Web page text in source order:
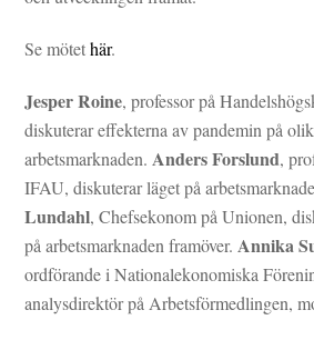
Se mötethär.
Jesper Roine, professor på
diskuterar effekterna av pandemin på
arbetsmarknaden. Anders Forslund,
IFAU, diskuterar läget på
Lundahl, Chefsekonom på Unionen,
på arbetsmarknaden framöver. Annika
ordförande i Nationalekonomiska
analysdirektör på Arbetsförmedlingen,